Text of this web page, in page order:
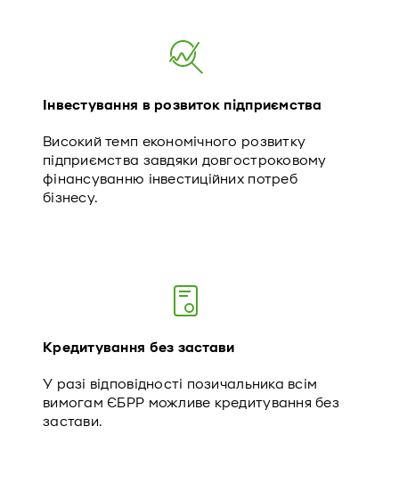
Інвестування в розвиток підприємства
Високий темп економічного розвитку
підприємства завдяки довгостроковому
фінансуванню інвестиційних потреб
бізнесу.
Кредитування без застави
У разі відповідності позичальника всім
вимогам ЄБРР можливе кредитування без
застави.